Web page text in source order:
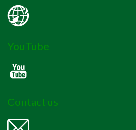
YouTube
Contact us